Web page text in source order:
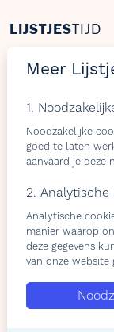
LIJSTJESTIJD
Welkom op
verlanglijstjes te
Bezoekers
Verlangslijstjes
Cadeaulijstje
personaliseren
Contacteer ons
Meer
1.
Noodzakelijke
goed te laten
aanvaard je deze
2. Analytische
Analytische
manier waarop
deze gegevens
van onze website